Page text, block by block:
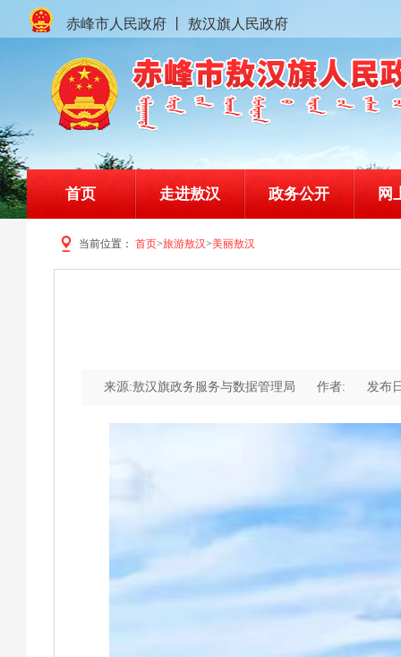
赤峰市人民政府 敖汉旗人民政府
首页 走进敖汉 政务公开 网
当前位置： 首页>旅游敖汉>美丽敖汉
来源:敖汉旗政务服务与数据管理局 作者: 发布